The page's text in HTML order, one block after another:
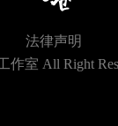
法律声明
作室 All Right